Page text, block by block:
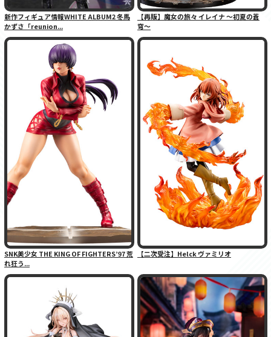
新作フィギュア情報WHITE ALBUM2 冬馬
かずさ「reunion...
【再販】魔女の旅々 イレイナ 〜初夏の蒼
穹〜
SNK美少女 THE KING OF FIGHTERS’97 荒
れ狂う...
【二次受注】Helck ヴァミリオ